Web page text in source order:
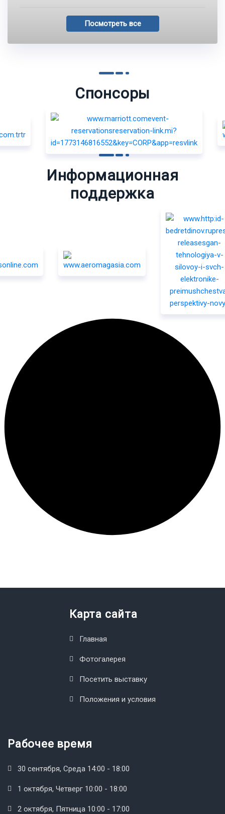
Посмотреть все
Спонсоры
Информационная
поддержка
Карта сайта
Главная
Фотогалерея
Посетить выставку
Положения и условия
Рабочее время
30 сентября, Среда 14:00 - 18:00
1 октября, Четверг 10:00 - 18:00
2 октября, Пятница 10:00 - 17:00